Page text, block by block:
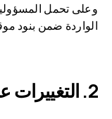
وعلى تحمل
الواردة ضمن بنود
التغييرات